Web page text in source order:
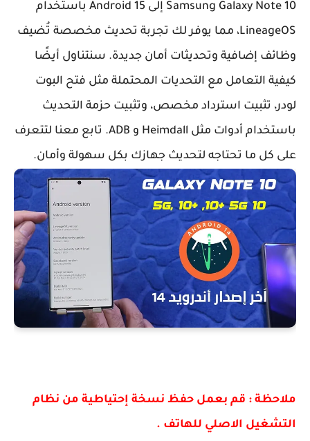
Samsung Galaxy Note 10 إلى Android 15 باستخدام
LineageOS، مما يوفر لك تجربة تحديث مخصصة تُضيف
وظائف إضافية وتحديثات أمان جديدة. سنتناول أيضًا
كيفية التعامل مع التحديات المحتملة مثل فتح البوت
لودر، تثبيت استرداد مخصص، وتثبيت حزمة التحديث
باستخدام أدوات مثل Heimdall و ADB. تابع معنا لتتعرف
على كل ما تحتاجه لتحديث جهازك بكل سهولة وأمان.
ملاحظة : قم بعمل حفظ نسخة إحتياطية من نظام
التشغيل الاصلي للهاتف .